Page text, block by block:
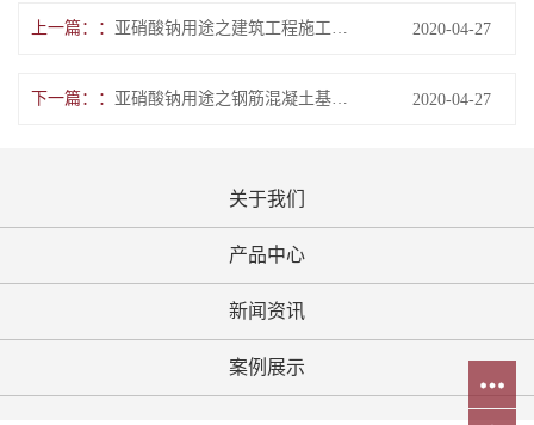
上一篇： 亚硝酸钠用途之建筑工程施工的应用 2020-04-27
下一篇： 亚硝酸钠用途之钢筋混凝土基础钢筋锈蚀 2020-04-27
关于我们
产品中心
新闻资讯
案例展示